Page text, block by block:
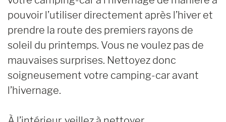
pouvoir l’utiliser directement après l’hiver et
prendre la route des premiers rayons de
soleil du printemps. Vous ne voulez pas de
mauvaises surprises. Nettoyez donc
soigneusement votre camping-car avant
l’hivernage.